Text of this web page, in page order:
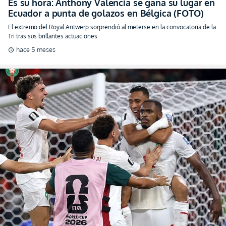
Examen de élite para Ecuador: Marruecos define
su convocatoria estelar para el duelo
comprobatorio (FOTO)
Conoce a los elegidos del cuadro marroquí que buscarán amargar a la Tri en el
duelo a disputarse en Madrid
schedule hace 5 meses